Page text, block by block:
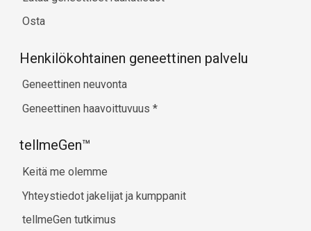
Osta
Henkilökohtainen geneettinen palvelu
Geneettinen neuvonta
Geneettinen haavoittuvuus *
tellmeGen™
Keitä me olemme
Yhteystiedot jakelijat ja kumppanit
tellmeGen tutkimus